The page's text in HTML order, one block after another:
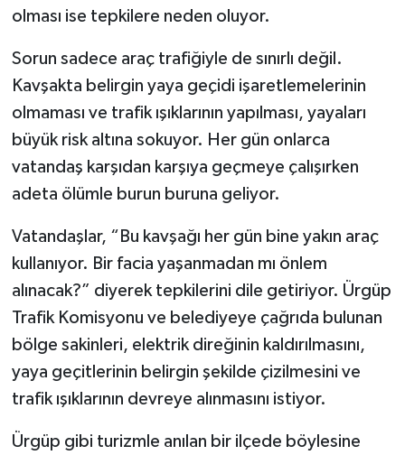
olması ise tepkilere neden oluyor.
Sorun sadece araç trafiğiyle de sınırlı değil.
Kavşakta belirgin yaya geçidi işaretlemelerinin
olmaması ve trafik ışıklarının yapılması, yayaları
büyük risk altına sokuyor. Her gün onlarca
vatandaş karşıdan karşıya geçmeye çalışırken
adeta ölümle burun buruna geliyor.
Vatandaşlar, “Bu kavşağı her gün bine yakın araç
kullanıyor. Bir facia yaşanmadan mı önlem
alınacak?” diyerek tepkilerini dile getiriyor. Ürgüp
Trafik Komisyonu ve belediyeye çağrıda bulunan
bölge sakinleri, elektrik direğinin kaldırılmasını,
yaya geçitlerinin belirgin şekilde çizilmesini ve
trafik ışıklarının devreye alınmasını istiyor.
Ürgüp gibi turizmle anılan bir ilçede böylesine